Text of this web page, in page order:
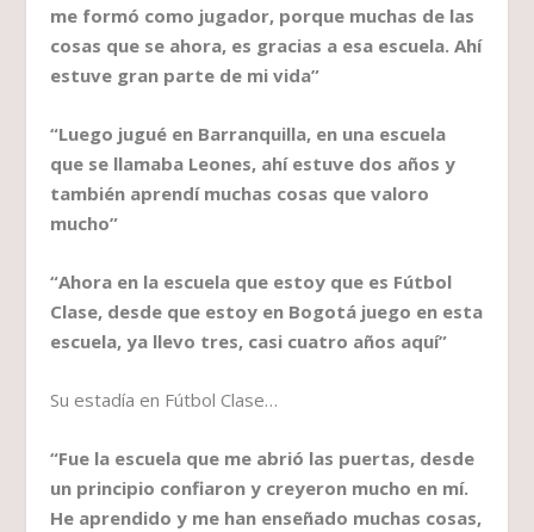
me formó como jugador, porque muchas de las
cosas que se ahora, es gracias a esa escuela. Ahí
estuve gran parte de mi vida”
“Luego jugué en Barranquilla, en una escuela
que se llamaba Leones, ahí estuve dos años y
también aprendí muchas cosas que valoro
mucho”
“Ahora en la escuela que estoy que es Fútbol
Clase, desde que estoy en Bogotá juego en esta
escuela, ya llevo tres, casi cuatro años aquí”
Su estadía en Fútbol Clase…
“Fue la escuela que me abrió las puertas, desde
un principio confiaron y creyeron mucho en mí.
He aprendido y me han enseñado muchas cosas,